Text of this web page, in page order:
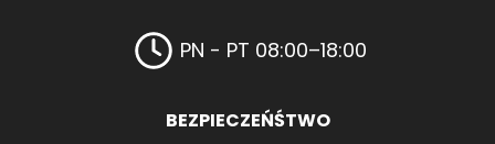
PN - PT 08:00–18:00
BEZPIECZEŃŚTWO